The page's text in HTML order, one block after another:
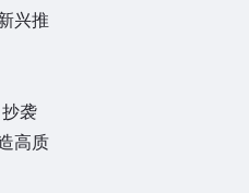
兴推
袭
高质